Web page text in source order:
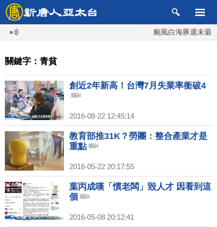
颱風白海豚週末最接
關鍵字：青貧
創近2年新高！台灣7月失業率衝破4
2016-08-22 12:45:14
教育部推31K？勞團：整合產業才是
重點
2016-05-22 20:17:55
葉丙成嘆「慣老闆」毀人才 因看到這
個
2016-05-08 20:12:41